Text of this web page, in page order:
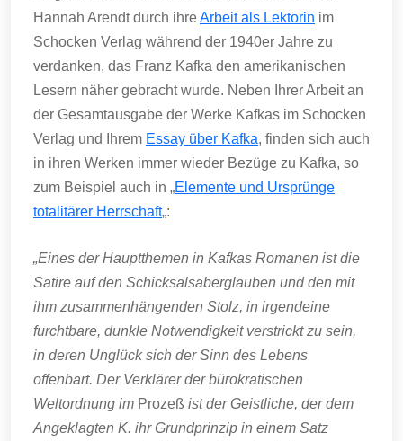
Hannah Arendt durch ihreArbeit als Lektorin im
Schocken Verlag während der 1940er Jahre zu
verdanken, das Franz Kafka den amerikanischen
Lesern näher gebracht wurde. Neben Ihrer Arbeit an
der Gesamtausgabe der Werke Kafkas im Schocken
Verlag und Ihrem Essay über Kafka, finden sich auch
in ihren Werken immer wieder Bezüge zu Kafka, so
zum Beispiel auch in „Elemente und Ursprünge
totalitärer Herrschaft„:
„Eines der Hauptthemen in Kafkas Romanen ist die
Satire auf den Schicksalsaberglauben und den mit
ihm zusammenhängenden Stolz, in irgendeine
furchtbare, dunkle Notwendigkeit verstrickt zu sein,
in deren Unglück sich der Sinn des Lebens
offenbart. Der Verklärer der bürokratischen
Weltordnung im Prozeß ist der Geistliche, der dem
Angeklagten K. ihr Grundprinzip in einem Satz